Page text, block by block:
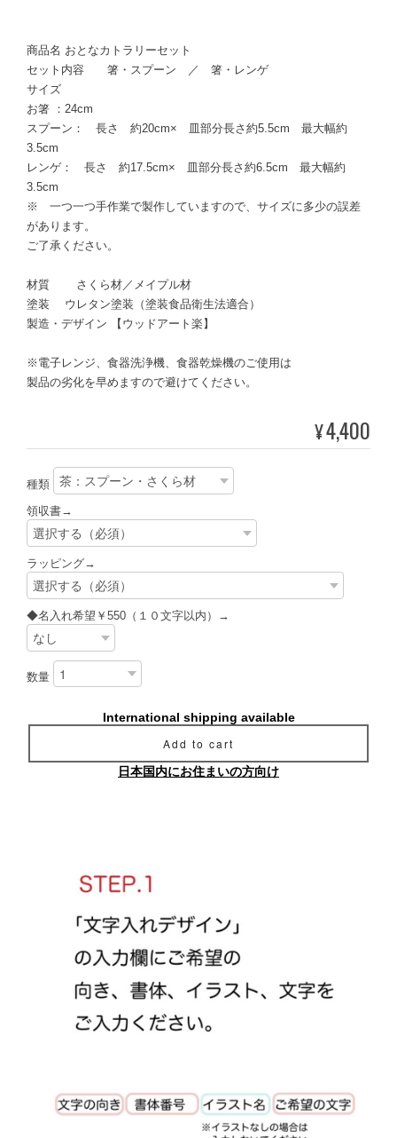
商品名 おとなカトラリーセット
セット内容 箸・スプーン ／ 箸・レンゲ
サイズ
お箸 ：24cm
スプーン： 長さ 約20cm× 皿部分長さ約5.5cm 最大幅約
3.5cm
レンゲ： 長さ 約17.5cm× 皿部分長さ約6.5cm 最大幅約
3.5cm
※ 一つ一つ手作業で製作していますので、サイズに多少の誤差
があります。
ご了承ください。
材質 さくら材／メイプル材
塗装 ウレタン塗装（塗装食品衛生法適合）
製造・デザイン 【ウッドアート楽】
※電子レンジ、食器洗浄機、食器乾燥機のご使用は
製品の劣化を早めますので避けてください。
¥4,400
種類
領収書→
ラッピング→
◆名入れ希望￥550（１０文字以内）→
数量
International shipping available
Add to cart
日本国内にお住まいの方向け